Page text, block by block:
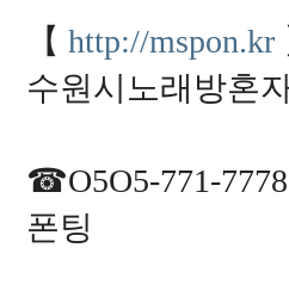
【 http://mspon.kr
수원시노래방혼
☎O5O5-771-
폰팅